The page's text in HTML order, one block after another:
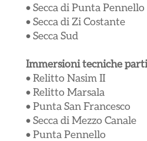
•Secca di Punta Pennello
•Secca di Zi Costante
•Secca Sud
Immersioni tecniche
• Relitto Nasim II
• Relitto Marsala
• Punta San Francesco
• Secca di Mezzo Canale
• Punta Pennello